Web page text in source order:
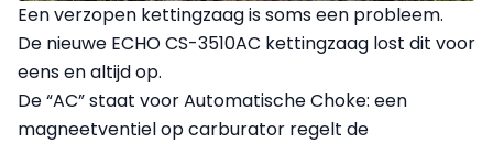
Een verzopen kettingzaag is soms een probleem.
De nieuwe ECHO CS-3510AC kettingzaag lost dit voor
eens en altijd op.
De “AC” staat voor Automatische Choke: een
magneetventiel op carburator regelt de